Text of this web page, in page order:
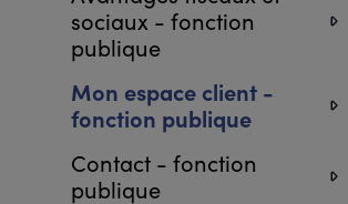
sociaux - fonction
publique
Mon espace client -
fonction publique
Contact - fonction
publique